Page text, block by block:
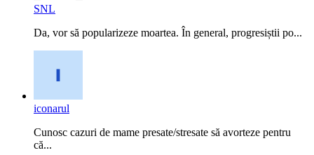
SNL
Da, vor să popularizeze moartea. În general, progresiștii po...
iconarul
Cunosc cazuri de mame presate/stresate să avorteze pentru
că...